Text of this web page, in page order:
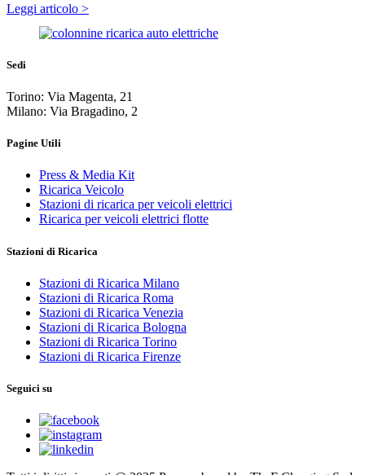
Leggi articolo >
Sedi
Torino: Via Magenta, 21
Milano: Via Bragadino, 2
Pagine Utili
Press & Media Kit
Ricarica Veicolo
Stazioni di ricarica per veicoli elettrici
Ricarica per veicoli elettrici flotte
Stazioni di Ricarica
Stazioni di Ricarica Milano
Stazioni di Ricarica Roma
Stazioni di Ricarica Venezia
Stazioni di Ricarica Bologna
Stazioni di Ricarica Torino
Stazioni di Ricarica Firenze
Seguici su